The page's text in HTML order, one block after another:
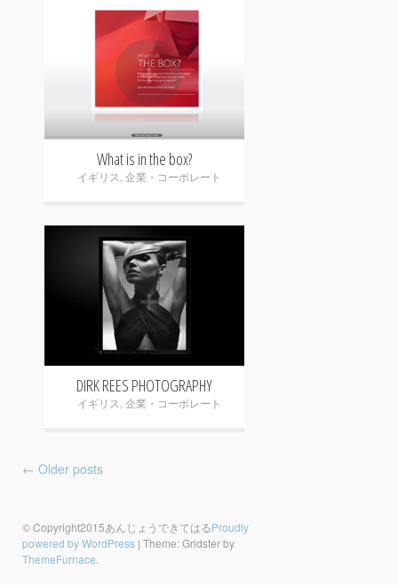
+
What is in the box?
イギリス 企業・コーポレート
+
DIRK REES PHOTOGRAPHY
イギリス 企業・コーポレート
← Older posts
© Copyright2015あんじょうできてはるProudly
powered by WordPress | Theme: Gridster by
ThemeFurnace